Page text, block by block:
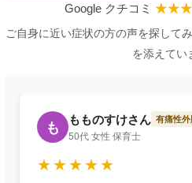
Google クチコミ
ご自身に近い症状の方の声を探して
を添えてい
も もものすけさん 有痛性
50代 女性 保育士
★★★★★